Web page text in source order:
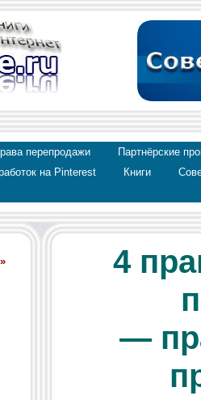
перепродажи
Партнёрские
на Pinterest Книги
4
—